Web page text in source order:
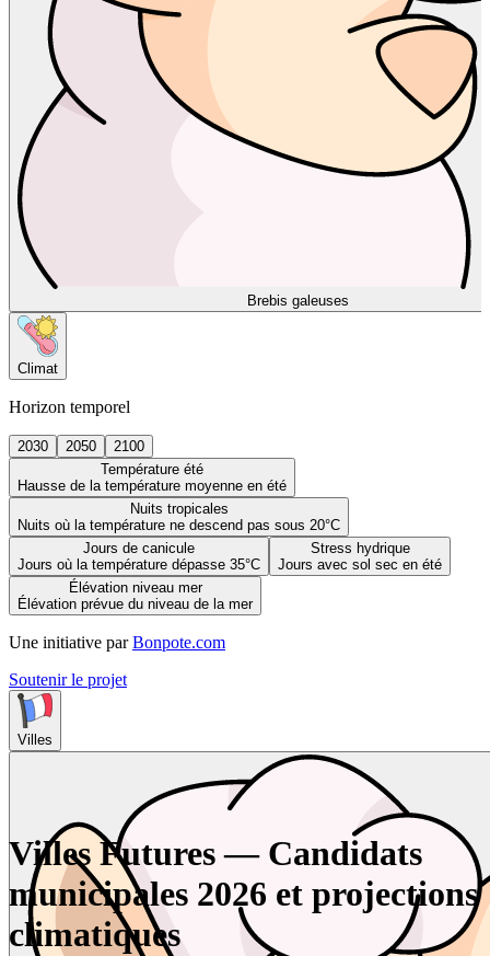
Brebis galeuses
Climat
Horizon temporel
2030 2050
2100
Température été
Hausse de la température moyenne en été
Nuits tropicales
Nuits où la température ne descend pas sous 20°C
Jours de canicule
Jours où la température dépasse 35°C
Stress hydrique
Jours avec sol sec en été
Élévation niveau mer
Élévation prévue du niveau de la mer
Une initiative par Bonpote.com
Soutenir le projet
Villes
Villes Futures — Candidats
municipales 2026 et projections
climatiques